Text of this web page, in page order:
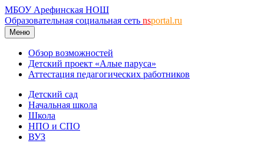
МБОУ Арефинская НОШ
Образовательная социальная сеть nsportal.ru
Меню
Обзор возможностей
Детский проект «Алые паруса»
Аттестация педагогических работников
Детский сад
Начальная школа
Школа
НПО и СПО
ВУЗ